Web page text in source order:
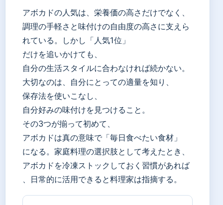
アボカドの人気は、栄養価の高さだけでなく、
調理の手軽さと味付けの自由度の高さに支えら
れている。しかし「人気1位」
だけを追いかけても、
自分の生活スタイルに合わなければ続かない。
大切なのは、自分にとっての適量を知り、
保存法を使いこなし、
自分好みの味付けを見つけること。
その3つが揃って初めて、
アボカドは真の意味で「毎日食べたい食材」
になる。家庭料理の選択肢として考えたとき、
アボカドを冷凍ストックしておく習慣があれば
、日常的に活用できると料理家は指摘する。